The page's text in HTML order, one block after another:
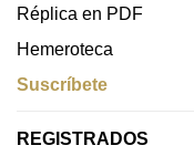
Réplica en PDF
Hemeroteca
Suscríbete
REGISTRADOS